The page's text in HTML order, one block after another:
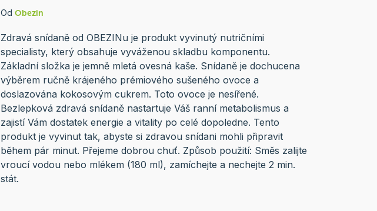
Od Obezin
Zdravá snídaně od OBEZINu je produkt vyvinutý nutričními
specialisty, který obsahuje vyváženou skladbu komponentu.
Základní složka je jemně mletá ovesná kaše. Snídaně je dochucena
výběrem ručně krájeného prémiového sušeného ovoce a
doslazována kokosovým cukrem. Toto ovoce je nesířené.
Bezlepková zdravá snídaně nastartuje Váš ranní metabolismus a
zajistí Vám dostatek energie a vitality po celé dopoledne. Tento
produkt je vyvinut tak, abyste si zdravou snídani mohli připravit
během pár minut. Přejeme dobrou chuť. Způsob použití: Směs zalijte
vroucí vodou nebo mlékem (180 ml), zamíchejte a nechejte 2 min.
stát.